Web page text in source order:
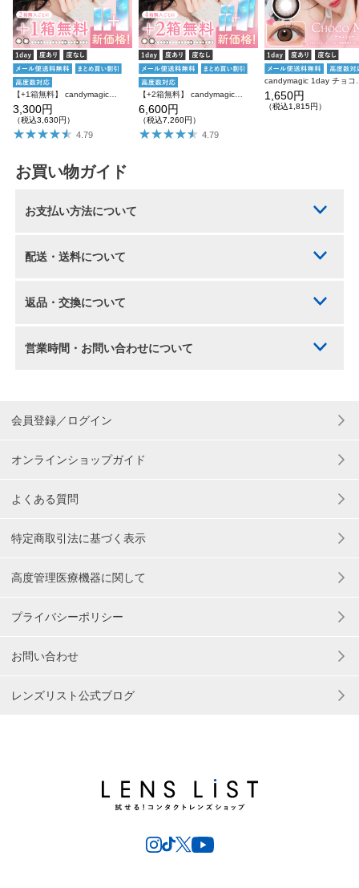
3,300円
（税込3,630円）
4.79
6,600円
（税込7,260円）
4.79
1,650円
（税込1,815円）
お買い物ガイド
お支払い方法について
配送・送料について
返品・交換について
営業時間・お問い合わせについて
会員登録／ログイン
オンラインショップガイド
よくある質問
特定商取引法に基づく表示
高度管理医療機器に関して
プライバシーポリシー
お問い合わせ
レンズリスト公式ブログ